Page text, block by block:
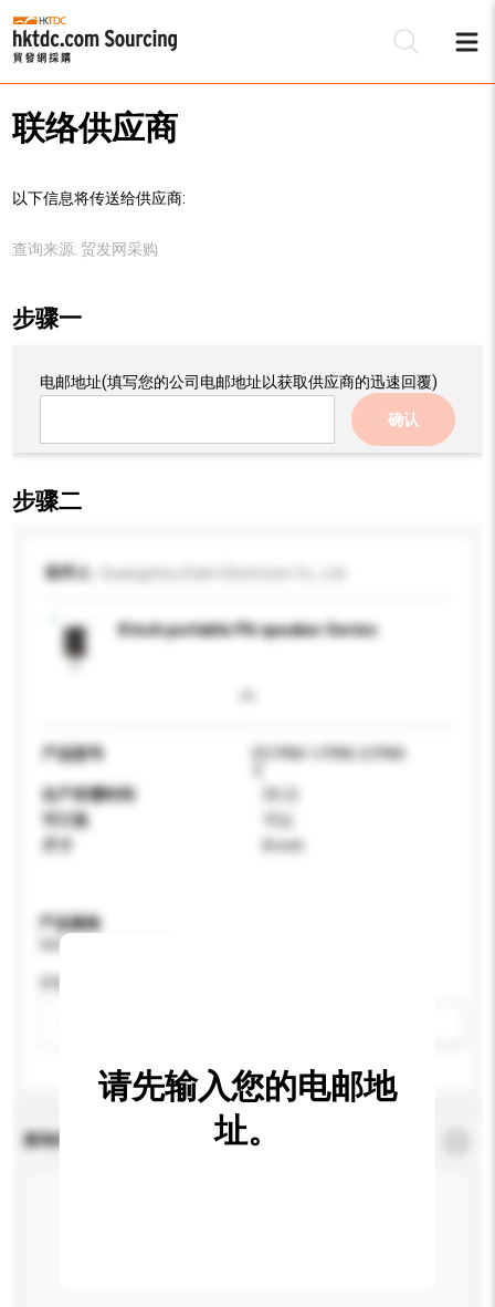
联络供应商
以下信息将传送给供应商:
查询来源: 贸发网采购
步骤一
电邮地址(填写您的公司电邮地址以获取供应商的迅速回覆)
确认
步骤二
收件人
8 inch portable PA speaker Series
产品型号
ED PA8-1/PA8-2/PA8-
生产所需时间
50 日
可订造
可以
8 inch
产品规格
查询内容
请先输入您的电邮地
址。